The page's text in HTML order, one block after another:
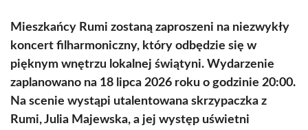
Mieszkańcy Rumi zostaną zaproszeni na niezwykły
koncert filharmoniczny, który odbędzie się w
pięknym wnętrzu lokalnej świątyni. Wydarzenie
zaplanowano na 18 lipca 2026 roku o godzinie 20:00.
Na scenie wystąpi utalentowana skrzypaczka z
Rumi, Julia Majewska, a jej występ uświetni